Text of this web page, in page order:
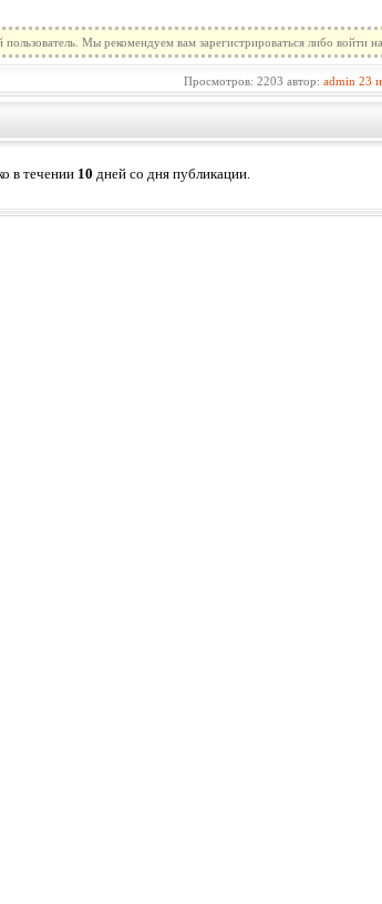
Мы рекомендуем вам зарегистрироваться либо войти
Просмотров: 2203 автор: admin 23
в течении 10 дней со дня публикации.